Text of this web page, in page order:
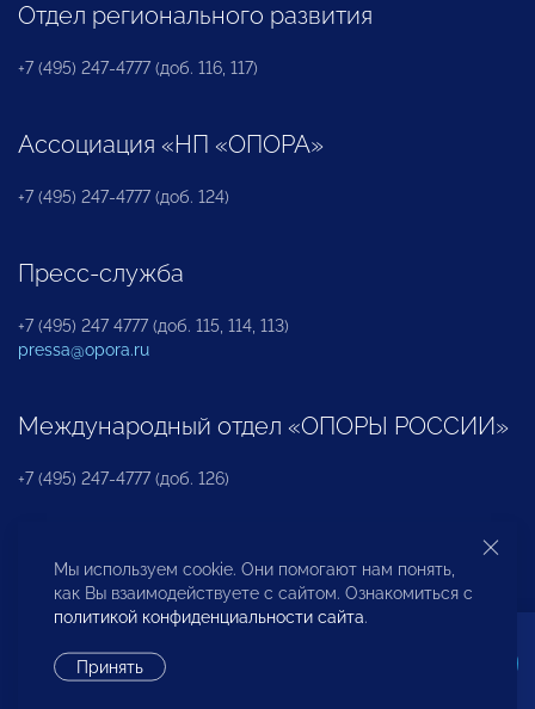
Отдел регионального развития
+7 (495) 247-4777 (доб. 116, 117)
Ассоциация «НП «ОПОРА»
+7 (495) 247-4777 (доб. 124)
Пресс-служба
+7 (495) 247 4777 (доб. 115, 114, 113)
pressa@opora.ru
Международный отдел «ОПОРЫ РОССИИ»
+7 (495) 247-4777 (доб. 126)
Бюро по защите прав предпринимателей и
инвесторов
Мы используем cookie. Они помогают нам понять,
как Вы взаимодействуете с сайтом. Ознакомиться с
политикой конфиденциальности сайта.
Принять